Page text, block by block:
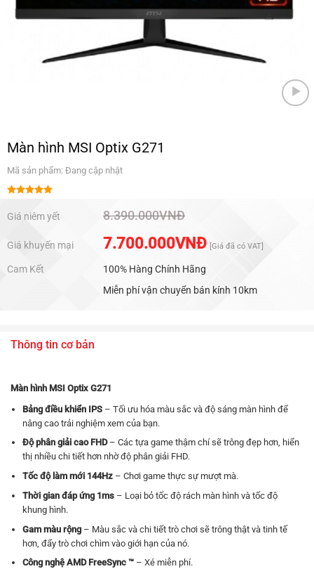
Màn hình MSI Optix G271
Mã sản phẩm: Đang cập nhật
hạng5.00
5 sao
Giá niêm yết 8.390.000VNĐ
Giá khuyến mại 7.700.000VNĐ [Giá đã có VAT]
Cam Kết
100% Hàng Chính Hãng
Miễn phí vận chuyển bán kính 10km
Thông tin cơ bản
Màn hình MSI Optix G271
Bảng điều khiển IPS– Tối ưu hóa màu sắc và độ sáng màn hình để
nâng cao trải nghiệm xem của bạn.
Độ phân giải cao FHD– Các tựa game thậm chí sẽ trông đẹp hơn, hiển
thị nhiều chi tiết hơn nhờ độ phân giải FHD.
Tốc độ làm mới 144Hz– Chơi game thực sự mượt mà.
Thời gian đáp ứng 1ms– Loại bỏ tốc độ rách màn hình và tốc độ
khung hình.
Gam màu rộng– Màu sắc và chi tiết trò chơi sẽ trông thật và tinh tế
hơn, đẩy trò chơi chìm vào giới hạn của nó.
Công nghệ AMD FreeSync ™– Xé miễn phí.